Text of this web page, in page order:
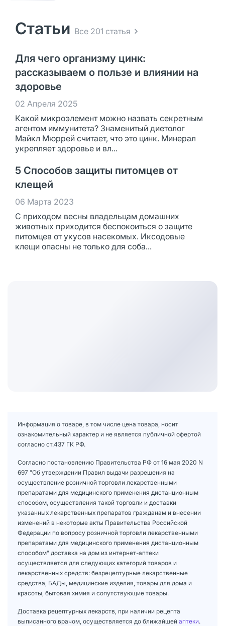
Статьи Все 201 статья
Для чего организму цинк:
рассказываем о пользе и влиянии на
здоровье
02 Апреля 2025
Какой микроэлемент можно назвать секретным
агентом иммунитета? Знаменитый диетолог
Майкл Мюррей считает, что это цинк. Минерал
укрепляет здоровье и вл...
5 Способов защиты питомцев от
клещей
06 Марта 2023
С приходом весны владельцам домашних
животных приходится беспокоиться о защите
питомцев от укусов насекомых. Иксодовые
клещи опасны не только для соба...
Информация о товаре, в том числе цена товара, носит
ознакомительный характер и не является публичной офертой
согласно ст.437 ГК РФ.
Согласно постановлению Правительства РФ от 16 мая 2020 N
697 "Об утверждении Правил выдачи разрешения на
осуществление розничной торговли лекарственными
препаратами для медицинского применения дистанционным
способом, осуществления такой торговли и доставки
указанных лекарственных препаратов гражданам и внесении
изменений в некоторые акты Правительства Российской
Федерации по вопросу розничной торговли лекарственными
препаратами для медицинского применения дистанционным
способом" доставка на дом из интернет-аптеки
осуществляется для следующих категорий товаров и
лекарственных средств: безрецептурные лекарственные
средства, БАДы, медицинские изделия, товары для дома и
красоты, бытовая химия и сопутствующие товары.
Доставка рецептурных лекарств, при наличии рецепта
выписанного врачом, осуществляется до ближайшей аптеки.